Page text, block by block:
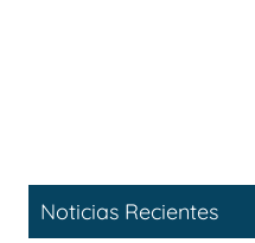
Noticias Recientes